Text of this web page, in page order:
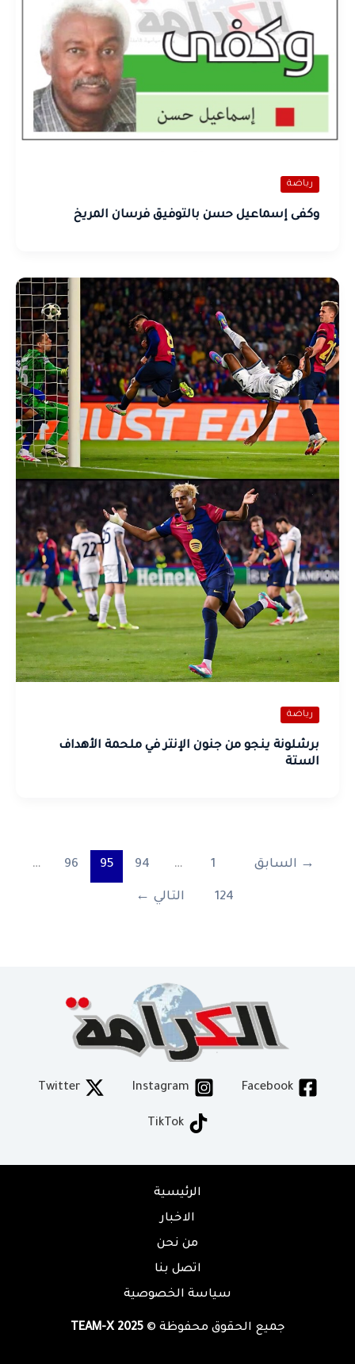
رياضة
وكفى إسماعيل حسن بالتوفيق فرسان المريخ
رياضة
برشلونة ينجو من جنون الإنتر في ملحمة الأهداف
الستة
→ السابق 1
…
94
95
96
…
124 التالي ←
Facebook
Instagram
Twitter
TikTok
الرئيسية
الاخبار
من نحن
اتصل بنا
سياسة الخصوصية
جميع الحقوق محفوظة ©TEAM-X 2025